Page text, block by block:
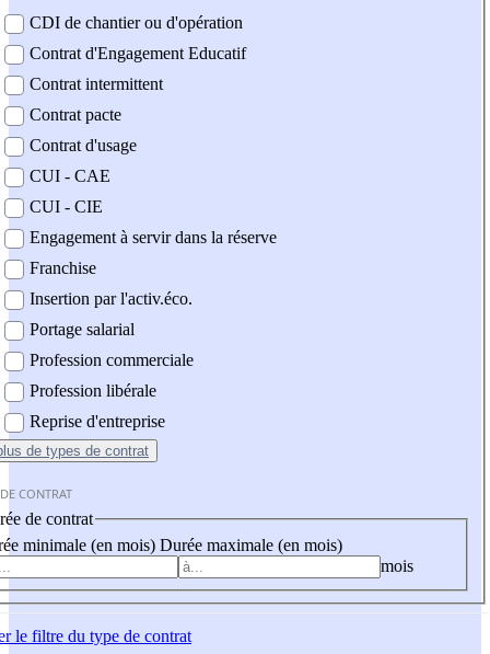
CDI de chantier ou d'opération
Contrat d'Engagement Educatif
Contrat intermittent
Contrat pacte
Contrat d'usage
CUI - CAE
CUI - CIE
Engagement à servir dans la réserve
Franchise
Insertion par l'activ.éco.
Portage salarial
Profession commerciale
Profession libérale
Reprise d'entreprise
de types de contrat
CONTRAT
de contrat
minimale (en mois) Durée maximale (en mois)
mois
le filtre du type de contrat